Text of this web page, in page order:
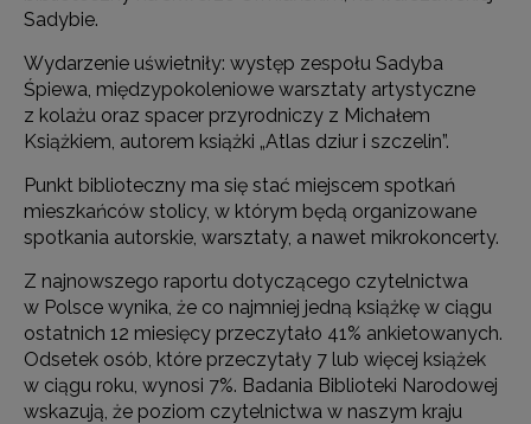
Sadybie.
Wydarzenie uświetniły: występ zespołu Sadyba
Śpiewa, międzypokoleniowe warsztaty artystyczne
z kolażu oraz spacer przyrodniczy z Michałem
Książkiem, autorem książki „Atlas dziur i szczelin”.
Punkt biblioteczny ma się stać miejscem spotkań
mieszkańców stolicy, w którym będą organizowane
spotkania autorskie, warsztaty, a nawet mikrokoncerty.
Z najnowszego raportu dotyczącego czytelnictwa
w Polsce wynika, że co najmniej jedną książkę w ciągu
ostatnich 12 miesięcy przeczytało 41% ankietowanych.
Odsetek osób, które przeczytały 7 lub więcej książek
w ciągu roku, wynosi 7%. Badania Biblioteki Narodowej
wskazują, że poziom czytelnictwa w naszym kraju